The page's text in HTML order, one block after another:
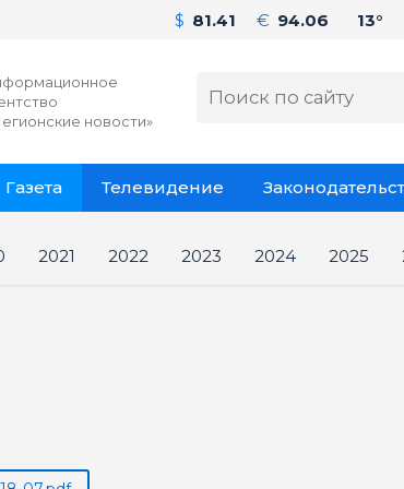
$ 81.41 € 94.06 13°
новости»
Газета Телевидение
2021 2022 2023 2024 2025